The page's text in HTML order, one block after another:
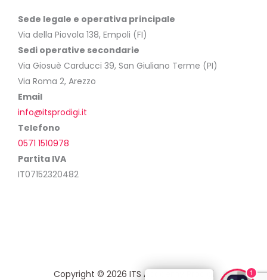
Sede legale e operativa principale
Via della Piovola 138, Empoli (FI)
Sedi operative secondarie
Via Giosuè Carducci 39, San Giuliano Terme (PI)
Via Roma 2, Arezzo
Email
info@itsprodigi.it
Telefono
0571 1510978
Partita IVA
IT07152320482
Copyright © 2026 ITS Academy Prodigi 1